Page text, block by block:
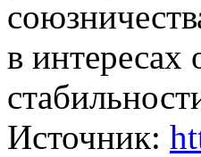
в интересах
Источник: